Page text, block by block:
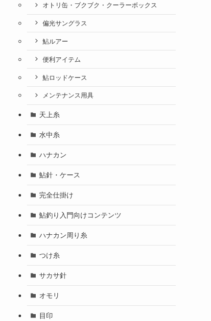
オトリ缶・ブクブク・クーラーボックス
偏光サングラス
鮎ルアー
便利アイテム
鮎ロッドケース
メンテナンス用具
天上糸
水中糸
ハナカン
鮎針・ケース
完全仕掛け
鮎釣り入門向けコンテンツ
ハナカン周り糸
つけ糸
サカサ針
オモリ
目印